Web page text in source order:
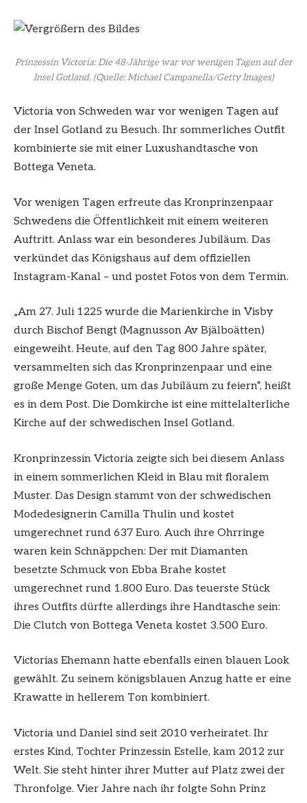
Prinzessin Victoria: Die 48-Jährige war vor wenigen Tagen auf der
Insel Gotland.(Quelle: Michael Campanella/Getty Images)
Victoria von Schweden war vor wenigen Tagen auf
der Insel Gotland zu Besuch. Ihr sommerliches Outfit
kombinierte sie mit einer Luxushandtasche von
Bottega Veneta.
Vor wenigen Tagen erfreute das Kronprinzenpaar
Schwedens die Öffentlichkeit mit einem weiteren
Auftritt. Anlass war ein besonderes Jubiläum. Das
verkündet das Königshaus auf dem offiziellen
Instagram-Kanal – und postet Fotos von dem Termin.
„Am 27. Juli 1225 wurde die Marienkirche in Visby
durch Bischof Bengt (Magnusson Av Bjälboätten)
eingeweiht. Heute, auf den Tag 800 Jahre später,
versammelten sich das Kronprinzenpaar und eine
große Menge Goten, um das Jubiläum zu feiern“, heißt
es in dem Post. Die Domkirche ist eine mittelalterliche
Kirche auf der schwedischen Insel Gotland.
Kronprinzessin Victoria zeigte sich bei diesem Anlass
in einem sommerlichen Kleid in Blau mit floralem
Muster. Das Design stammt von der schwedischen
Modedesignerin Camilla Thulin und kostet
umgerechnet rund 637 Euro. Auch ihre Ohrringe
waren kein Schnäppchen: Der mit Diamanten
besetzte Schmuck von Ebba Brahe kostet
umgerechnet rund 1.800 Euro. Das teuerste Stück
ihres Outfits dürfte allerdings ihre Handtasche sein:
Die Clutch von Bottega Veneta kostet 3.500 Euro.
Victorias Ehemann hatte ebenfalls einen blauen Look
gewählt. Zu seinem königsblauen Anzug hatte er eine
Krawatte in hellerem Ton kombiniert.
Victoria und Daniel sind seit 2010 verheiratet. Ihr
erstes Kind, Tochter Prinzessin Estelle, kam 2012 zur
Welt. Sie steht hinter ihrer Mutter auf Platz zwei der
Thronfolge. Vier Jahre nach ihr folgte Sohn Prinz